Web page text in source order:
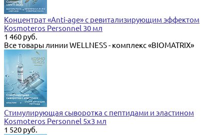
Концентрат «Anti-age» с ревитализирующим эффектом
Kosmoteros Personnel 30 мл
1 460 руб.
Все товары линии WELLNESS - комплекс «BIOMATRIX»
Стимулирующая сыворотка с пептидами и эластином
Kosmoteros Personnel 5х3 мл
1 520 руб.